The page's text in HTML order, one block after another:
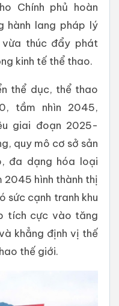
Chính phủ hoàn
hành lang pháp lý
thúc đẩy phát
kinh tế thể thao.
thể dục, thể thao
tầm nhìn 2045,
giai đoạn 2025-
quy mô cơ sở sản
đa dạng hóa loại
2045 hình thành thị
sức cạnh tranh khu
tích cực vào tăng
khẳng định vị thế
thế giới.